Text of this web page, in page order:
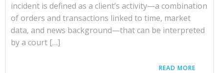
incident is defined as a client’s activity—a combination
of orders and transactions linked to time, market
data, and news background—that can be interpreted
by a court […]
READ MORE